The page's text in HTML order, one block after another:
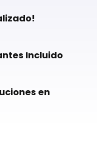
Incluido
en